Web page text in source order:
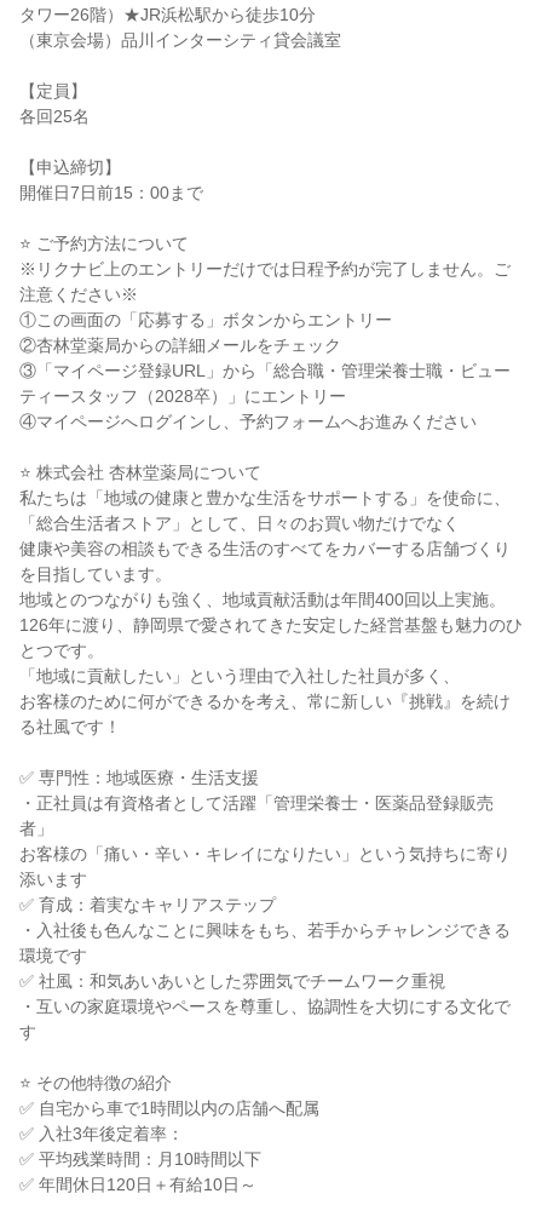
タワー26階）★JR浜松駅から徒歩10分
（東京会場）品川インターシティ貸会議室
【定員】
各回25名
【申込締切】
開催日7日前15：00まで
⭐ ご予約方法について
※リクナビ上のエントリーだけでは日程予約が完了しません。ご
注意ください※
①この画面の「応募する」ボタンからエントリー
②杏林堂薬局からの詳細メールをチェック
③「マイページ登録URL」から「総合職・管理栄養士職・ビュー
ティースタッフ（2028卒）」にエントリー
④マイページへログインし、予約フォームへお進みください
⭐ 株式会社 杏林堂薬局について
私たちは「地域の健康と豊かな生活をサポートする」を使命に、
「総合生活者ストア」として、日々のお買い物だけでなく
健康や美容の相談もできる生活のすべてをカバーする店舗づくり
を目指しています。
地域とのつながりも強く、地域貢献活動は年間400回以上実施。
126年に渡り、静岡県で愛されてきた安定した経営基盤も魅力のひ
とつです。
「地域に貢献したい」という理由で入社した社員が多く、
お客様のために何ができるかを考え、常に新しい『挑戦』を続け
る社風です！
✅ 専門性：地域医療・生活支援
・正社員は有資格者として活躍「管理栄養士・医薬品登録販売
者」
お客様の「痛い・辛い・キレイになりたい」という気持ちに寄り
添います
✅ 育成：着実なキャリアステップ
・入社後も色んなことに興味をもち、若手からチャレンジできる
環境です
✅ 社風：和気あいあいとした雰囲気でチームワーク重視
・互いの家庭環境やペースを尊重し、協調性を大切にする文化で
す
⭐ その他特徴の紹介
✅ 自宅から車で1時間以内の店舗へ配属
✅ 入社3年後定着率：
✅ 平均残業時間：月10時間以下
✅ 年間休日120日＋有給10日～